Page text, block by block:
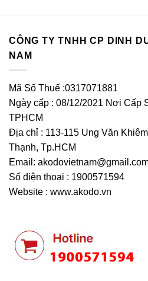
CÔNG TY TNHH CP DINH
NAM
Mã Số Thuế :0317071881
Ngày cấp : 08/12/2021 Nơi
TPHCM
Địa chỉ : 113-115 Ung Văn
Thạnh, Tp.HCM
Email:
Số điện thoại : 1900571594
Website : www.akodo.vn